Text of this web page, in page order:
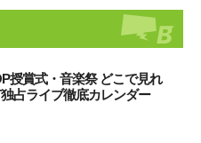
授賞式・音楽祭 どこで見れ
占ライブ徹底カレンダー